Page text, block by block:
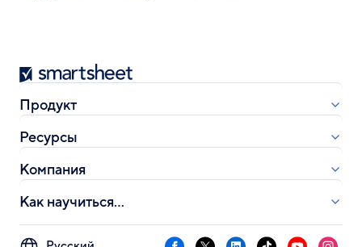
Smartsheet
Продукт
Ресурсы
Компания
Как научиться...
Select